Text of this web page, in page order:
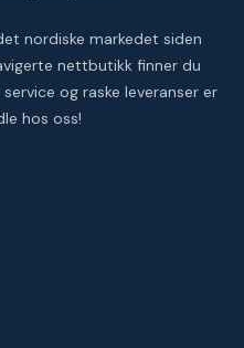
nordiske markedet siden
nettbutikk finner du
og raske leveranser er
hos oss!